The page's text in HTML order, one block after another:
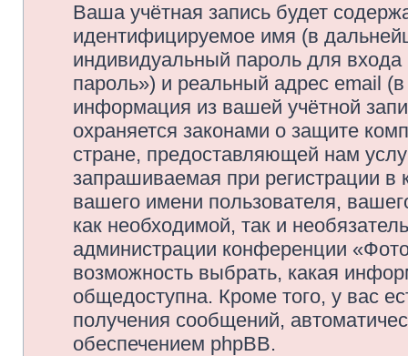
Ваша учётная запись будет
идентифицируемое имя (в
индивидуальный пароль для
пароль») и реальный адрес email
информация из вашей учётной
охраняется законами о защите
стране, предоставляющей нам
запрашиваемая при регистрации
вашего имени пользователя,
как необходимой, так и
администрации конференции
возможность выбрать, какая
общедоступна. Кроме того, у вас
получения сообщений,
обеспечением phpBB.